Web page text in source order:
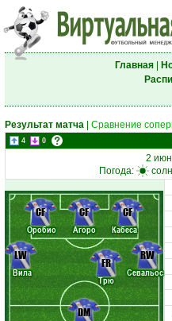
Главная|
Результат матча Сравнение
4 0
2
Погода:
Вила
Трю
Севальос
Оробио Агоро Кабеса
LW
DM
FR
RW
CF CF CF